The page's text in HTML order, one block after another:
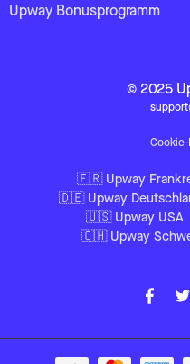
Upway Bonusprogramm
© 2025
🇫🇷 Upway
🇩🇪 Upway
🇺🇸 Upway USA
🇨🇭 Upway